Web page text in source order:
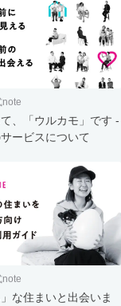
note
、「ウルカモ」です -
ービスについて
note
」な住まいと出会いま